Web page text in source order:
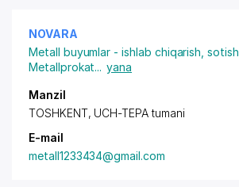
NOVARA
Metall buyumlar - ishlab chiqarish, sotish
Metallprokat... yana
Manzil
TOSHKENT, UCH-TEPA tumani
E-mail
metall1233434@gmail.com